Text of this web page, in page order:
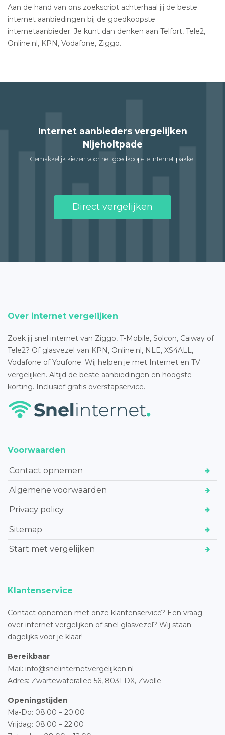
Aan de hand van ons zoekscript achterhaal jij de beste
internet aanbiedingen bij de goedkoopste
internetaanbieder. Je kunt dan denken aan Telfort, Tele2,
Online.nl, KPN, Vodafone, Ziggo.
Internet aanbieders vergelijken
Nijeholtpade
Gemakkelijk kiezen voor het goedkoopste internet pakket
Direct vergelijken
Over internet vergelijken
Zoek jij snel internet van Ziggo, T-Mobile, Solcon, Caiway of
Tele2? Of glasvezel van KPN, Online.nl, NLE, XS4ALL,
Vodafone of Youfone. Wij helpen je met Internet en TV
vergelijken. Altijd de beste aanbiedingen en hoogste
korting. Inclusief gratis overstapservice.
Voorwaarden
Contact opnemen
Algemene voorwaarden
Privacy policy
Sitemap
Start met vergelijken
Klantenservice
Contact opnemen met onze klantenservice? Een vraag
over internet vergelijken of snel glasvezel? Wij staan
dagelijks voor je klaar!
Bereikbaar
Mail: info@snelinternetvergelijken.nl
Adres: Zwartewaterallee 56, 8031 DX, Zwolle
Openingstijden
Ma-Do: 08:00 – 20:00
Vrijdag: 08:00 – 22:00